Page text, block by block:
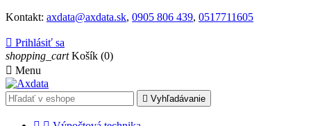
Kontakt: axdata@axdata.sk, 0905 806 439, 0517711605
 Prihlásiť sa
shopping_cart Košík (0)
 Menu
 Vyhľadávanie